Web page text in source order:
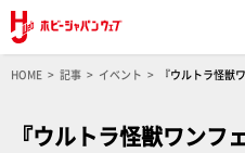
HOME 記事 イベント
『ウルトラ怪獣
『ウルトラ怪獣ワンフ